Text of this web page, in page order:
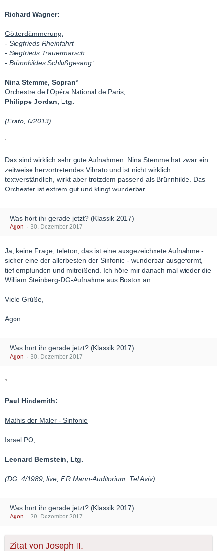
Richard Wagner:
Götterdämmerung:
- Siegfrieds Rheinfahrt
- Siegfrieds Trauermarsch
- Brünnhildes Schlußgesang*
Nina Stemme, Sopran*
Orchestre de l'Opéra National de Paris,
Philippe Jordan, Ltg.
(Erato, 6/2013)
Das sind wirklich sehr gute Aufnahmen. Nina Stemme hat zwar ein
zeitweise hervortretendes Vibrato und ist nicht wirklich
textverständlich, wirkt aber trotzdem passend als Brünnhilde. Das
Orchester ist extrem gut und klingt wunderbar.
Was hört ihr gerade jetzt? (Klassik 2017)
Agon 30. Dezember 2017
Ja, keine Frage, teleton, das ist eine ausgezeichnete Aufnahme -
sicher eine der allerbesten der Sinfonie - wunderbar ausgeformt,
tief empfunden und mitreißend. Ich höre mir danach mal wieder die
William Steinberg-DG-Aufnahme aus Boston an.
Viele Grüße,
Agon
Was hört ihr gerade jetzt? (Klassik 2017)
Agon 30. Dezember 2017
Paul Hindemith:
Mathis der Maler - Sinfonie
Israel PO,
Leonard Bernstein, Ltg.
(DG, 4/1989, live; F.R.Mann-Auditorium, Tel Aviv)
Was hört ihr gerade jetzt? (Klassik 2017)
Agon 29. Dezember 2017
Zitat von Joseph II.